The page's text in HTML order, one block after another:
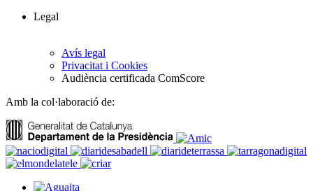
Legal
Avís legal
Privacitat i Cookies
Audiència certificada ComScore
Amb la col·laboració de: